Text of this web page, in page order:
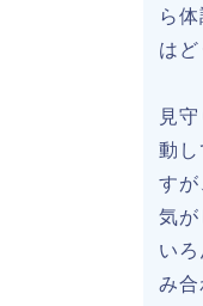
ら
はど
見
動し
すが
気が
い
み合